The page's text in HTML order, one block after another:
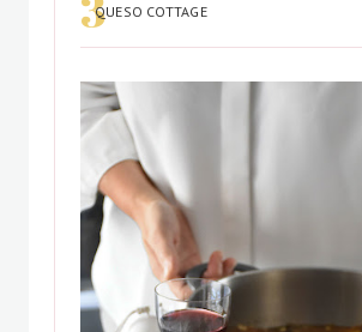
QUESO COTTAGE